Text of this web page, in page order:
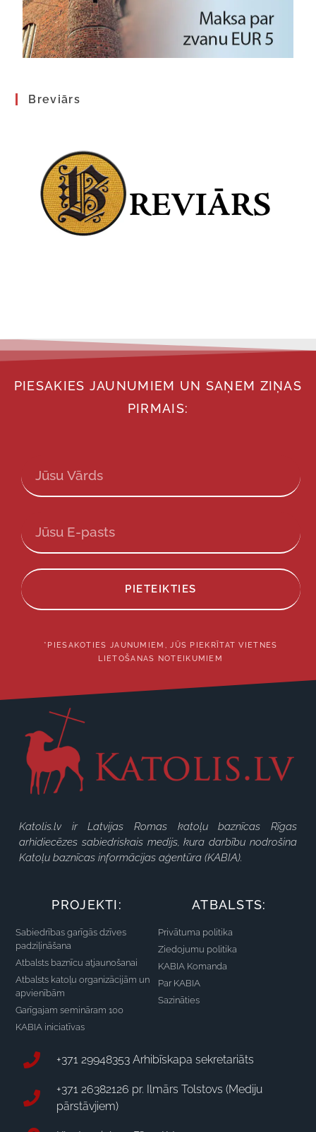
Breviārs
PIESAKIES JAUNUMIEM UN SAŅEM ZIŅAS
PIRMAIS:
PIETEIKTIES
*PIESAKOTIES JAUNUMIEM, JŪS PIEKRĪTAT VIETNES
LIETOŠANAS NOTEIKUMIEM
Katolis.lv ir Latvijas Romas katoļu baznīcas Rīgas
arhidiecēzes sabiedriskais medijs, kura darbību nodrošina
Katoļu baznīcas informācijas aģentūra (KABIA).
PROJEKTI:
Sabiedrības garīgās dzīves
padziļināšana
Atbalsts baznīcu atjaunošanai
Atbalsts katoļu organizācijām un
apvienībām
Garīgajam semināram 100
KABIA iniciatīvas
ATBALSTS:
Privātuma politika
Ziedojumu politika
KABIA Komanda
Par KABIA
Sazināties
+371 29948353 Arhibīskapa sekretariāts
+371 26382126 pr. Ilmārs Tolstovs (Mediju
pārstāvjiem)